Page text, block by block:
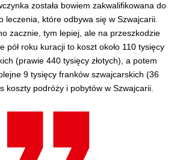
została bowiem zakwalifikowana do
leczenia, które odbywa się w Szwajcarii.
zacznie, tym lepiej, ale na przeszkodzie
pół roku kuracji to koszt około 110 tysięcy
(prawie 440 tysięcy złotych), a potem
9 tysięcy franków szwajcarskich (36
koszty podróży i pobytów w Szwajcarii.